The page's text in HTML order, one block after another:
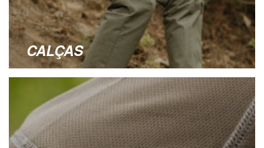
CALÇAS